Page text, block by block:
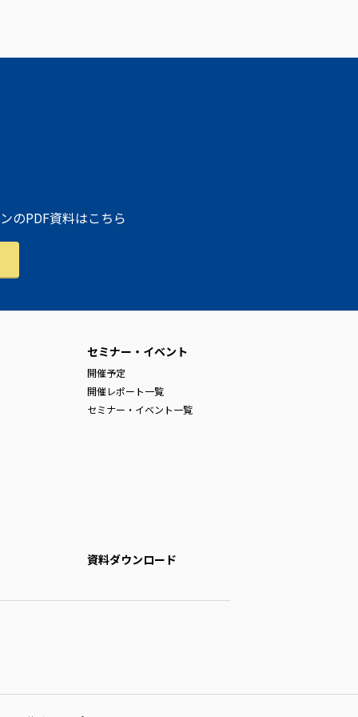
のPDF資料はこちら
セミナー・イベント
開催予定
開催レポート一覧
セミナー・イベント一覧
資料ダウンロード